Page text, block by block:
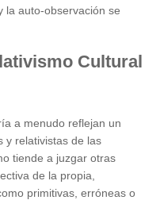
la auto-observación se
Cultural
a menudo reflejan un
y relativistas de las
tiende a juzgar otras
de la propia,
primitivas, erróneas o